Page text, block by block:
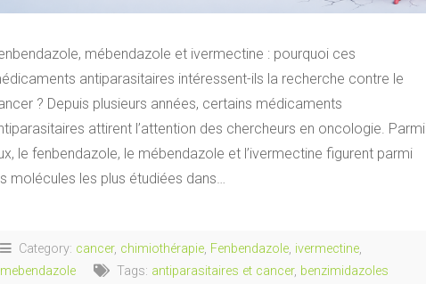
mébendazole et ivermectine : pourquoi ces
antiparasitaires intéressent-ils la recherche contre le
? Depuis plusieurs années, certains médicaments
attirent l’attention des chercheurs en oncologie. Parmi
le fenbendazole, le mébendazole et l’ivermectine figurent parmi
molécules les plus étudiées dans…
Category: cancer, chimiothérapie, Fenbendazole, ivermectine,
mebendazole
Tags: antiparasitaires et cancer, benzimidazoles